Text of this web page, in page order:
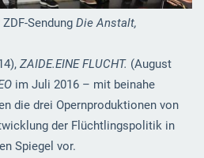
Sendung Die Anstalt,
ZAIDE.EINE FLUCHT. (August
im Juli 2016 – mit beinahe
die drei Opernproduktionen von
der Flüchtlingspolitik in
Spiegel vor.